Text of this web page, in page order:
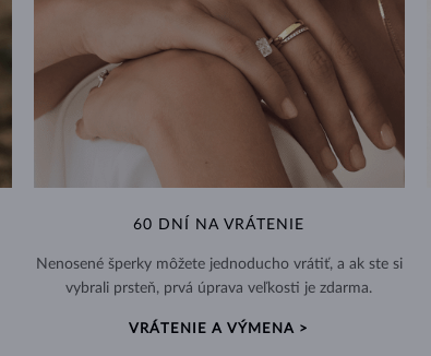
60 DNÍ NA VRÁTENIE
Nenosené šperky môžete jednoducho vrátiť, a ak ste si
vybrali prsteň, prvá úprava veľkosti je zdarma.
VRÁTENIE A VÝMENA >